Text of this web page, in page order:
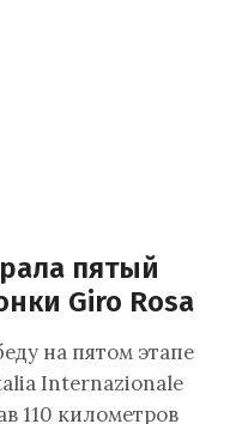
пятый
Giro Rosa
на пятом этапе
Internazionale
110 километров